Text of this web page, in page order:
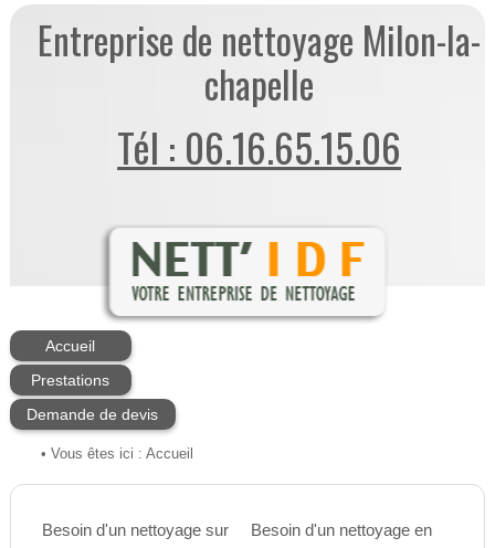
Entreprise de nettoyage Milon-la-
chapelle
Tél : 06.16.65.15.06
Accueil
Prestations
Demande de devis
• Vous êtes ici : Accueil
Besoin d'un nettoyage sur
Besoin d'un nettoyage en